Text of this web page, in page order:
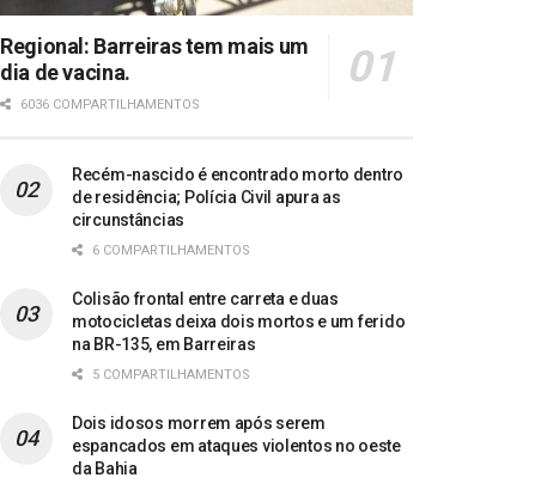
Regional: Barreiras tem mais um
dia de vacina.
6036 COMPARTILHAMENTOS
Recém-nascido é encontrado morto dentro
de residência; Polícia Civil apura as
circunstâncias
6 COMPARTILHAMENTOS
Colisão frontal entre carreta e duas
motocicletas deixa dois mortos e um ferido
na BR-135, em Barreiras
5 COMPARTILHAMENTOS
Dois idosos morrem após serem
espancados em ataques violentos no oeste
da Bahia